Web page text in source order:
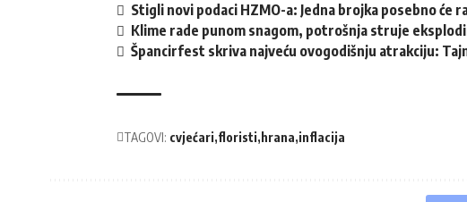
Stigli novi podaci HZMO-a: Jedna brojka posebno
Klime rade punom snagom, potrošnja struje
Špancirfest skriva najveću ovogodišnju atrakciju:
TAGOVI: cvjećari floristi hrana inflacija